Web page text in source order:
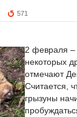
571
2 февраля
некоторых
отмечают
Считается,
грызуны